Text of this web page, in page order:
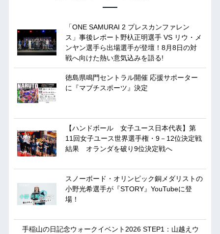
「ONE SAMURAI 2 プレスカンファレン
ス」事後レポート野杁正明選手 VS リウ・メ
ンヤン選手ら出場選手が登壇！8月8日の対
戦へ向けた熱い意気込みを語る!
徳島県鳴門セントラル開催 応援サポーター
に『マブチスポーツ』決定
【ハンドボール 女子ユース日本代表】第
11回女子ユース世界選手権・9－12位決定戦
結果 オランダを破り9位決定戦へ
スノーボード・オリンピック銅メダリストの
小野光希選手が『STORY』YouTubeに登
場！
手稲山の日記念ウォークイベント2026 STEP1：山越えウ